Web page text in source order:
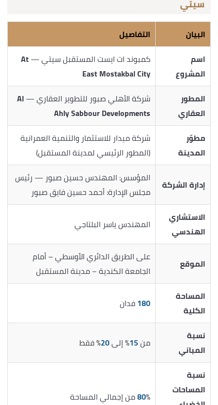
سيتي
البيان
التفاصيل
اسم
المشروع
كمبوند ات ايست المستقبل سيتي —At
East Mostakbal City
المطور
العقاري
شركة الأهلي صبور للتطوير العقاري —Al
Ahly Sabbour Developments
مطوّر
المدينة
شركة ميدار للاستثمار والتنمية العمرانية
(المطور الرئيسي لمدينة المستقبل)
إدارة الشركة
المؤسس: المهندس حسين صبور — رئيس
مجلس الإدارة: أحمد حسين فايق صبور
الاستشاري
الهندسي
المهندس ياسر البلتاجي
الموقع
على الطريق الدائري الأوسطي – أمام
الجامعة الكندية – مدينة المستقبل
المساحة
الكلية
180فدان
نسبة
المباني
من15% إلى20% فقط
نسبة
المساحات
80% من إجمالي المساحة